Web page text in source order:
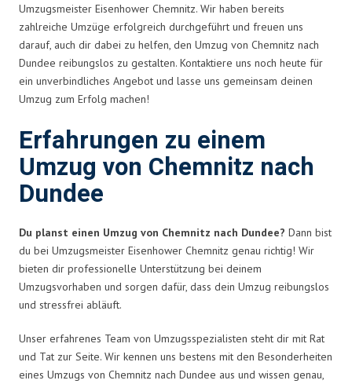
Umzugsmeister Eisenhower Chemnitz. Wir haben bereits
zahlreiche Umzüge erfolgreich durchgeführt und freuen uns
darauf, auch dir dabei zu helfen, den Umzug von Chemnitz nach
Dundee reibungslos zu gestalten. Kontaktiere uns noch heute für
ein unverbindliches Angebot und lasse uns gemeinsam deinen
Umzug zum Erfolg machen!
Erfahrungen zu einem
Umzug von Chemnitz nach
Dundee
Du planst einen Umzug von Chemnitz nach Dundee? Dann bist
du bei Umzugsmeister Eisenhower Chemnitz genau richtig! Wir
bieten dir professionelle Unterstützung bei deinem
Umzugsvorhaben und sorgen dafür, dass dein Umzug reibungslos
und stressfrei abläuft.
Unser erfahrenes Team von Umzugsspezialisten steht dir mit Rat
und Tat zur Seite. Wir kennen uns bestens mit den Besonderheiten
eines Umzugs von Chemnitz nach Dundee aus und wissen genau,